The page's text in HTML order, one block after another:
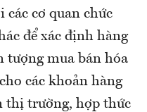
các cơ quan chức
để xác định hàng
tượng mua bán hóa
các khoản hàng
thị trường, hợp thức